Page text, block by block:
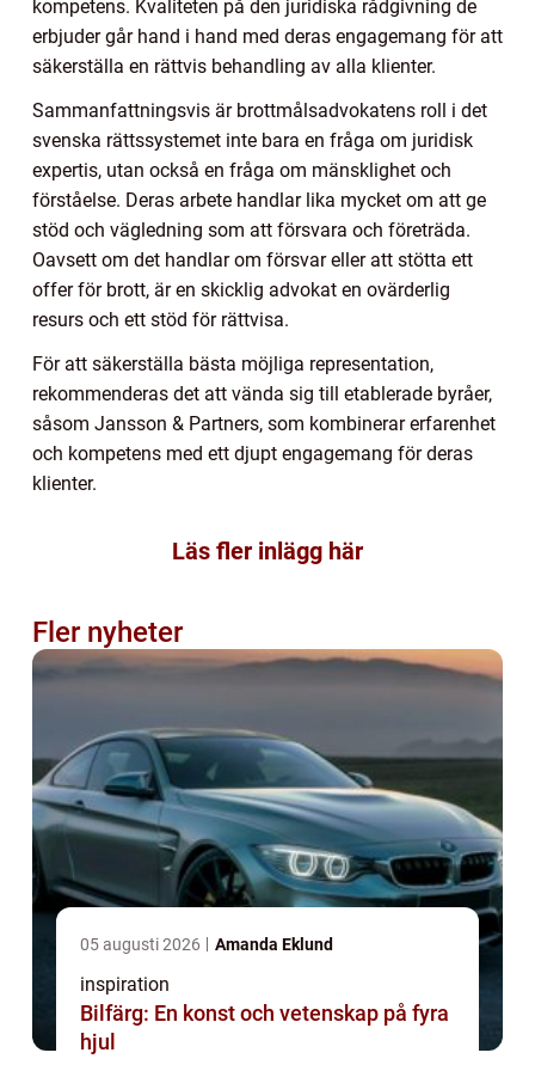
kompetens. Kvaliteten på den juridiska rådgivning de
erbjuder går hand i hand med deras engagemang för att
säkerställa en rättvis behandling av alla klienter.
Sammanfattningsvis är brottmålsadvokatens roll i det
svenska rättssystemet inte bara en fråga om juridisk
expertis, utan också en fråga om mänsklighet och
förståelse. Deras arbete handlar lika mycket om att ge
stöd och vägledning som att försvara och företräda.
Oavsett om det handlar om försvar eller att stötta ett
offer för brott, är en skicklig advokat en ovärderlig
resurs och ett stöd för rättvisa.
För att säkerställa bästa möjliga representation,
rekommenderas det att vända sig till etablerade byråer,
såsom Jansson & Partners, som kombinerar erfarenhet
och kompetens med ett djupt engagemang för deras
klienter.
Läs fler inlägg här
Fler nyheter
05 augusti 2026 Amanda Eklund
inspiration
Bilfärg: En konst och vetenskap på fyra
hjul